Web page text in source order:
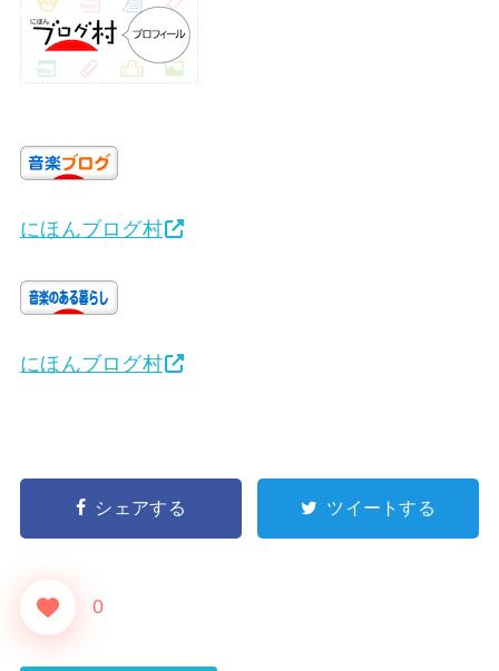
にほんブログ村
にほんブログ村
シェアする ツイートする
0